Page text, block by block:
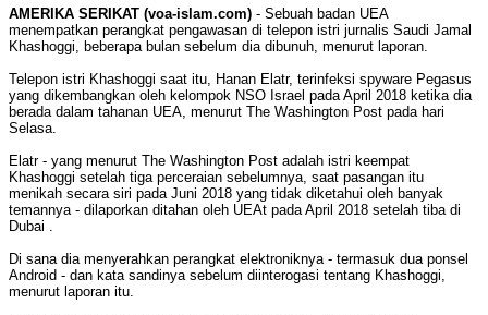
AMERIKA SERIKAT (voa-islam.com) - Sebuah badan UEA
menempatkan perangkat pengawasan di telepon istri jurnalis Saudi Jamal
Khashoggi, beberapa bulan sebelum dia dibunuh, menurut laporan.
Telepon istri Khashoggi saat itu, Hanan Elatr, terinfeksi spyware Pegasus
yang dikembangkan oleh kelompok NSO Israel pada April 2018 ketika dia
berada dalam tahanan UEA, menurut The Washington Post pada hari
Selasa.
Elatr - yang menurut The Washington Post adalah istri keempat
Khashoggi setelah tiga perceraian sebelumnya, saat pasangan itu
menikah secara siri pada Juni 2018 yang tidak diketahui oleh banyak
temannya - dilaporkan ditahan oleh UEAt pada April 2018 setelah tiba di
Dubai .
Di sana dia menyerahkan perangkat elektroniknya - termasuk dua ponsel
Android - dan kata sandinya sebelum diinterogasi tentang Khashoggi,
menurut laporan itu.